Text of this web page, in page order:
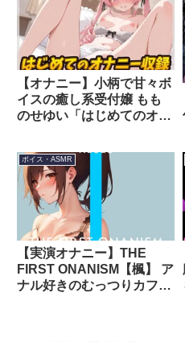
[RJ01097112][シコの子]
【オナニー】小柄で甘々ボ
イスの癒し系受付嬢 もも
のせゆい「はじめてのオナ
Sound]
ボイス・ASMR
【実演オナニー】THE
FIRST ONANISM【楓】 ア
ナル好きのむっつりカフェ